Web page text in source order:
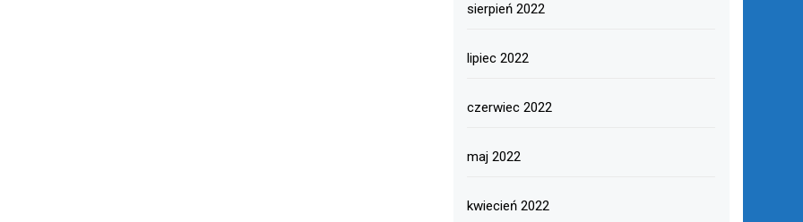
sierpień 2022
lipiec 2022
czerwiec 2022
maj 2022
kwiecień 2022